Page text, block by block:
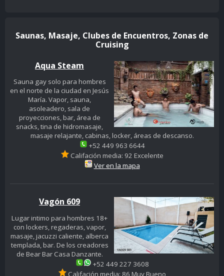
Saunas, Masaje, Clubes de Encuentros, Zonas de
Cruising
Aqua Steam
Sauna gay solo para hombres
en el norte de la ciudad en Jesús
María. Vapor, sauna,
asoleadero, sala de
proyecciones, bar, área de
snacks, tina de hidromasaje,
masaje relajante, cabinas, locker, áreas de descanso.
+52 449 963 6644
Califación media: 92 Excelente
Ver en la mapa
Vagón 609
Lugar intimo para hombres 18+
con lockers, regaderas, vapor,
masaje, jacuzzi caliente, alberca
templada, bar. De los creadores
de Bear Bar Casa Danzante.
+52 449 227 3608
Califación media: 86 Muy Bueno